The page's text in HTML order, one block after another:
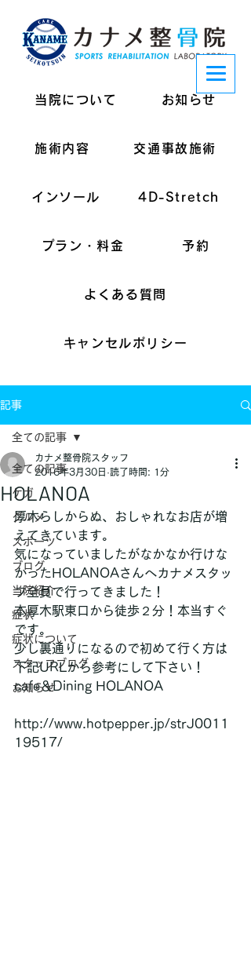
当院について お知らせ
施術内容 交通事故施術
インソール 4D-Stretch
プラン・料金 予約
よくある質問
キャンセルポリシー
記事
全ての記事
ケガ
グルメ
スポーツ
ブログ
当院紹介
症状
症状について
スタッフブログ
お知らせ
全ての記事
HOLANOA
カナメ整骨院スタッフ
2016年3月30日 読了時間: 1分
厚木らしからぬ、おしゃれなお店が増
えてきています。
気になっていましたがなかなか行けな
かったHOLANOAさんへカナメスタッ
フ全員で行ってきました！
本厚木駅東口から徒歩２分！本当すぐ
です。
少し裏通りになるので初めて行く方は
下記URLから参考にして下さい！
cafe＆Dining HOLANOA
http://www.hotpepper.jp/strJ0011
19517/